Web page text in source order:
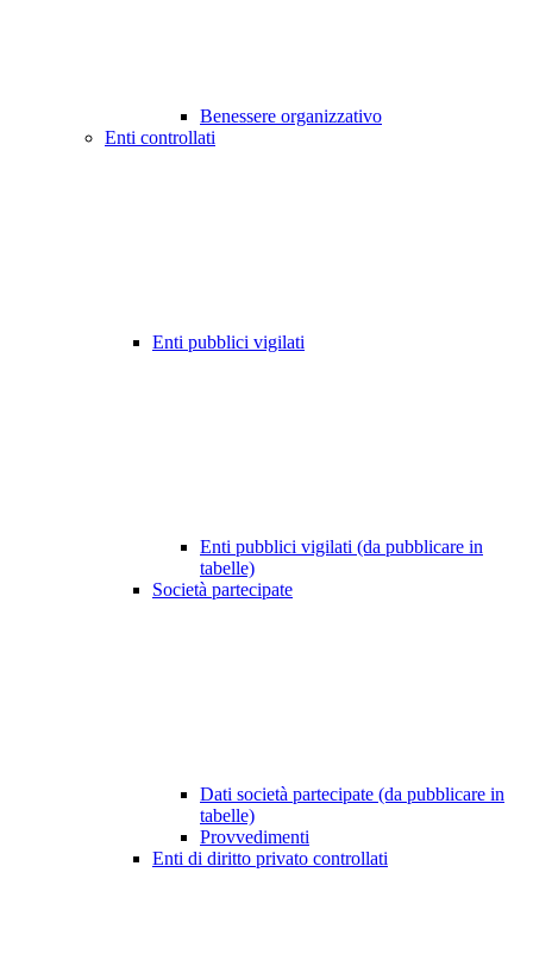
Benessere organizzativo
Enti controllati
Enti pubblici vigilati
Enti pubblici vigilati (da pubblicare in
tabelle)
Società partecipate
Dati società partecipate (da pubblicare in
tabelle)
Provvedimenti
Enti di diritto privato controllati